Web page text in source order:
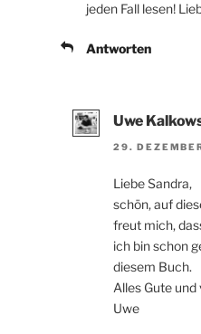
jeden Fall lesen!
Antworten
Uwe
29.
Liebe Sandra,
schön, auf
freut mich,
ich bin schon
diesem Buch.
Alles Gute und
Uwe